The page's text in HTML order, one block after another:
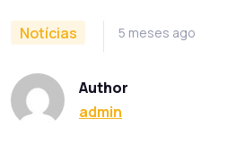
Notícias 5 meses ago
Author
admin